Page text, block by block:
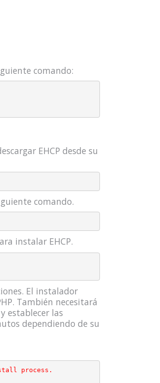
comando:
EHCP desde su
comando.
instalar EHCP.
El instalador
También necesitará
establecer las
dependiendo de su
process.